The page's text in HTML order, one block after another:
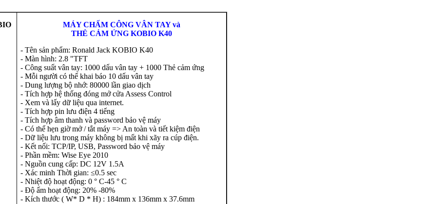
MÁY CHẤM CÔNG VÂN TAY và
THẺ CẢM ỨNG KOBIO K40
- Tên sản phẩm: Ronald Jack KOBIO K40
- Màn hình: 2.8 "TFT
- Công suất vân tay: 1000 dấu vân tay + 1000 Thẻ cảm ứng
- Mỗi người có thể khai báo 10 dấu vân tay
- Dung lượng bộ nhớ: 80000 lần giao dịch
- Tích hợp hệ thống đóng mở cửa Assess Control
- Xem và lấy dữ liệu qua internet.
- Tích hợp pin lưu điện 4 tiếng
- Tích hợp âm thanh và password bảo vệ máy
- Có thể hẹn giờ mở / tắt máy => An toàn và tiết kiệm điện
- Dữ liệu lưu trong máy không bị mất khi xãy ra cúp điện.
- Kết nối: TCP/IP, USB, Password bảo vệ máy
- Phần mềm: Wise Eye 2010
- Nguồn cung cấp: DC 12V 1.5A
- Xác minh Thời gian: ≤0.5 sec
- Nhiệt độ hoạt động: 0 ° C-45 ° C
- Độ ẩm hoạt động: 20% -80%
- Kích thước ( W* D * H) : 184mm x 136mm x 37.6mm